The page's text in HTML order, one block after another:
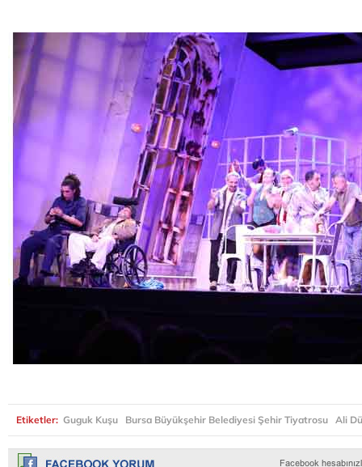
Etiketler: Guguk Kuşu Bursa Büyükşehir Belediyesi Şehir Tiyatrosu Ali